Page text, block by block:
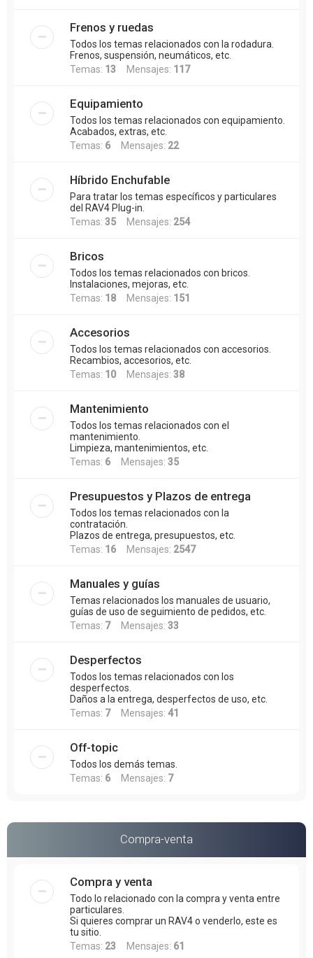
Frenos y ruedas
Todos los temas relacionados con la rodadura.
Frenos, suspensión, neumáticos, etc.
Temas: 13 Mensajes: 117
Equipamiento
Todos los temas relacionados con equipamiento.
Acabados, extras, etc.
Temas: 6 Mensajes: 22
Híbrido Enchufable
Para tratar los temas específicos y particulares
del RAV4 Plug-in.
Temas: 35 Mensajes: 254
Bricos
Todos los temas relacionados con bricos.
Instalaciones, mejoras, etc.
Temas: 18 Mensajes: 151
Accesorios
Todos los temas relacionados con accesorios.
Recambios, accesorios, etc.
Temas: 10 Mensajes: 38
Mantenimiento
Todos los temas relacionados con el
mantenimiento.
Limpieza, mantenimientos, etc.
Temas: 6 Mensajes: 35
Presupuestos y Plazos de entrega
Todos los temas relacionados con la
contratación.
Plazos de entrega, presupuestos, etc.
Temas: 16 Mensajes: 2547
Manuales y guías
Temas relacionados los manuales de usuario,
guías de uso de seguimiento de pedidos, etc.
Temas: 7Mensajes: 33
Desperfectos
Todos los temas relacionados con los
desperfectos.
Daños a la entrega, desperfectos de uso, etc.
Temas: 7Mensajes: 41
Off-topic
Todos los demás temas.
Temas: 6 Mensajes: 7
Compra-venta
Compra y venta
Todo lo relacionado con la compra y venta entre
particulares.
Si quieres comprar un RAV4 o venderlo, este es
tu sitio.
Temas: 23 Mensajes: 61